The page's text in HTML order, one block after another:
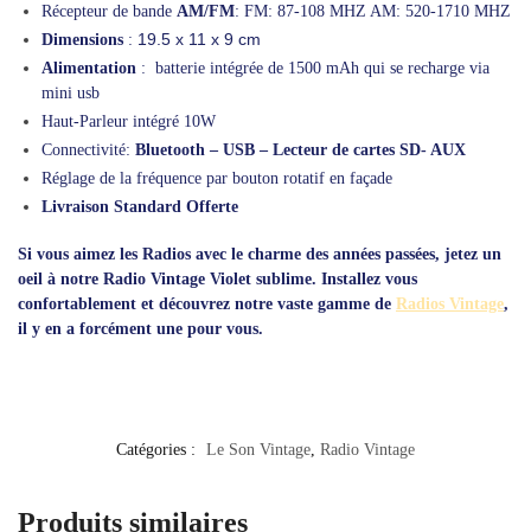
Récepteur de bande AM/FM: FM: 87-108 MHZ AM: 520-1710 MHZ
Dimensions : 19.5 x 11 x 9 cm
Alimentation : batterie intégrée de 1500 mAh qui se recharge via
mini usb
Haut-Parleur intégré 10W
Connectivité: Bluetooth – USB – Lecteur de cartes SD- AUX
Réglage de la fréquence par bouton rotatif en façade
Livraison Standard Offerte
Si vous aimez les Radios avec le charme des années passées, jetez un
oeil à notre Radio Vintage Violet sublime. Installez vous
confortablement et découvrez notre vaste gamme de Radios Vintage,
il y en a forcément une pour vous.
Catégories : Le Son Vintage, Radio Vintage
Produits similaires